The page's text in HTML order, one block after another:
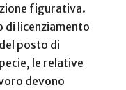
figurativa.
di licenziamento
posto di
le relative
devono